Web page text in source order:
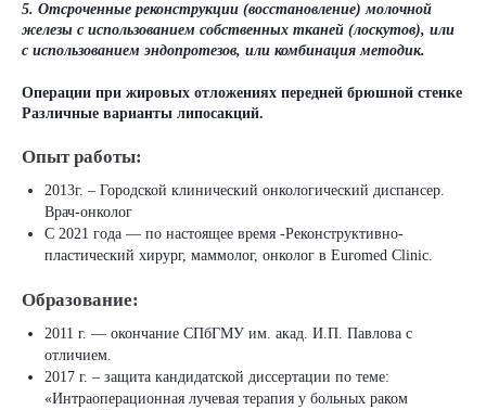
5. Отсроченные реконструкции (восстановление) молочной
железы с использованием собственных тканей (лоскутов), или
с использованием эндопротезов, или комбинация методик.
Операции при жировых отложениях передней брюшной стенке
Различные варианты липосакций.
Опыт работы:
2013г. – Городской клинический онкологический диспансер.
Врач-онколог
С 2021 года — по настоящее время -Реконструктивно-
пластический хирург, маммолог, онколог в Euromed Clinic.
Образование:
2011 г. — окончание СПбГМУ им. акад. И.П. Павлова с
отличием.
2017 г. – защита кандидатской диссертации по теме:
«Интраоперационная лучевая терапия у больных раком